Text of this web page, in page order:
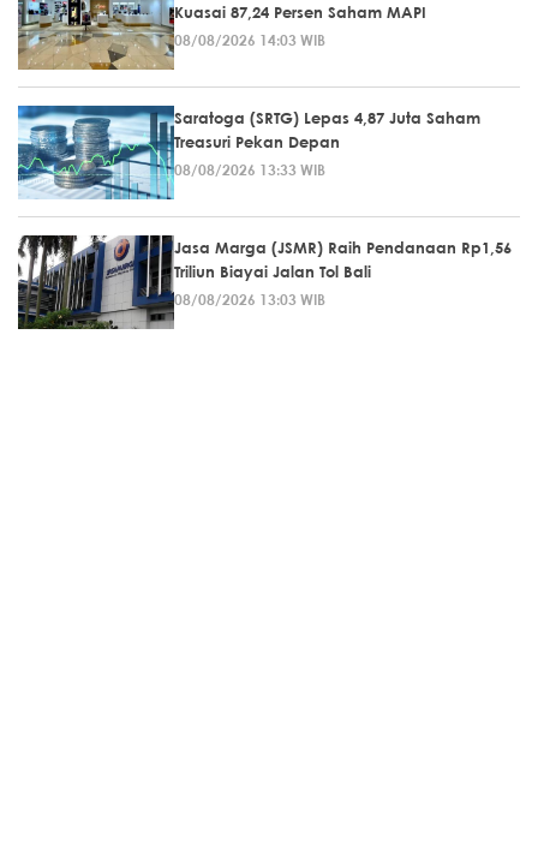
Kuasai 87,24 Persen Saham MAPI
08/08/2026 14:03 WIB
Saratoga (SRTG) Lepas 4,87 Juta Saham
Treasuri Pekan Depan
08/08/2026 13:33 WIB
Jasa Marga (JSMR) Raih Pendanaan Rp1,56
Triliun Biayai Jalan Tol Bali
08/08/2026 13:03 WIB